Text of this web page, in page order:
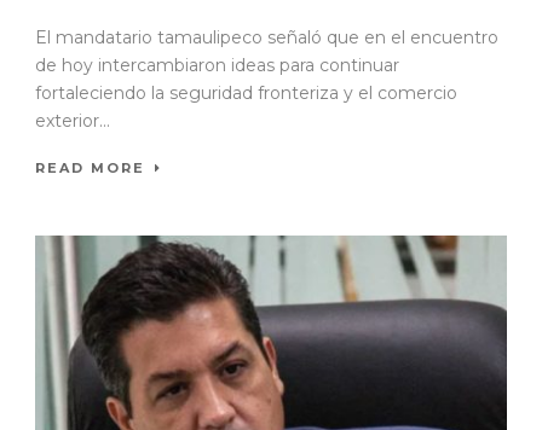
El mandatario tamaulipeco señaló que en el encuentro
de hoy intercambiaron ideas para continuar
fortaleciendo la seguridad fronteriza y el comercio
exterior...
READ MORE